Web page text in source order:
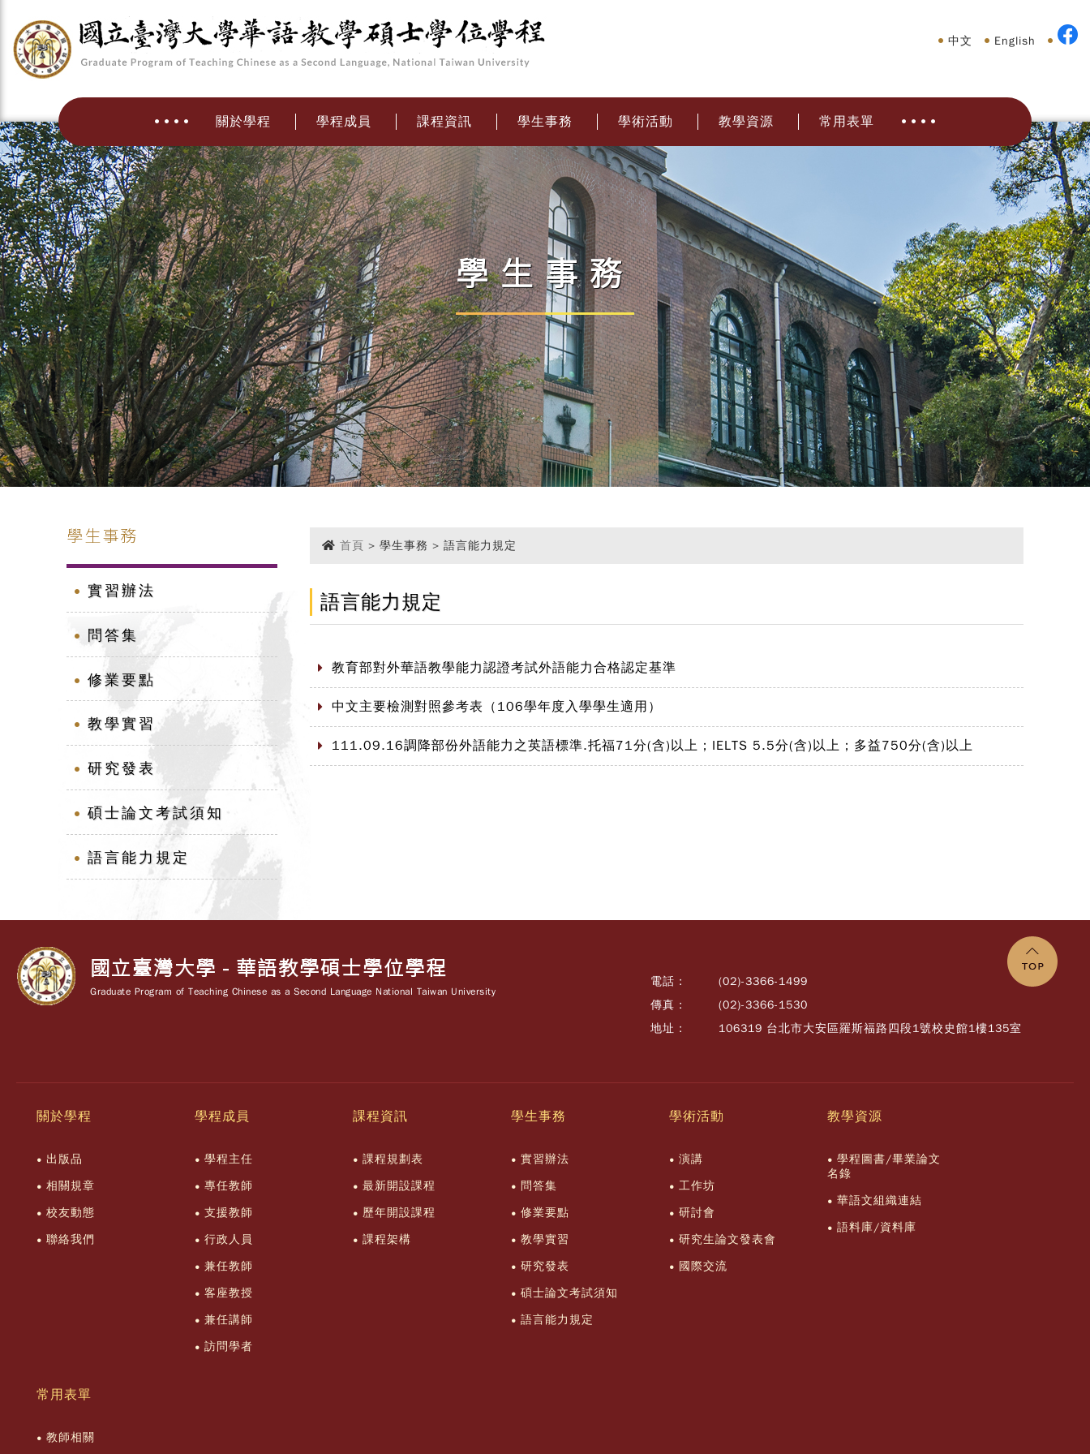
中文 English
關於學程 學程成員 課程資訊 學生事務 學術活動 教學資源 常用表單
學生事務
學生事務
實習辦法
問答集
修業要點
教學實習
研究發表
碩士論文考試須知
語言能力規定
首頁 > 學生事務 > 語言能力規定
語言能力規定
教育部對外華語教學能力認證考試外語能力合格認定基準
中文主要檢測對照參考表（106學年度入學學生適用）
111.09.16調降部份外語能力之英語標準.托福71分(含)以上；IELTS 5.5分(含)以上；多益750分(含)以上
國立臺灣大學 - 華語教學碩士學位學程
Graduate Program of Teaching Chinese as a Second Language National Taiwan University
電話 :
(02)-3366-1499
傳真 :
(02)-3366-1530
地址 :
106319 台北市大安區羅斯福路四段1號校史館1樓135室
關於學程
出版品
相關規章
校友動態
聯絡我們
學程成員
學程主任
專任教師
支援教師
行政人員
兼任教師
客座教授
兼任講師
訪問學者
課程資訊
課程規劃表
最新開設課程
歷年開設課程
課程架構
學生事務
實習辦法
問答集
修業要點
教學實習
研究發表
碩士論文考試須知
語言能力規定
學術活動
演講
工作坊
研討會
研究生論文發表會
國際交流
教學資源
學程圖書/畢業論文
名錄
華語文組織連結
語料庫/資料庫
常用表單
教師相關